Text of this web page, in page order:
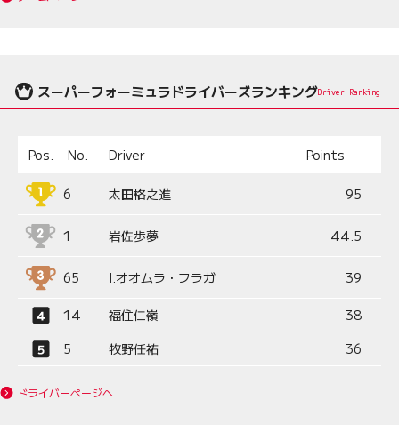
スーパーフォーミュラドライバーズランキングDriver Ranking
Pos. No. Driver Points
6 太田格之進 95
1 岩佐歩夢 44.5
65 I.オオムラ・フラガ 39
14 福住仁嶺
38
5
牧野任祐 36
ドライバーページへ